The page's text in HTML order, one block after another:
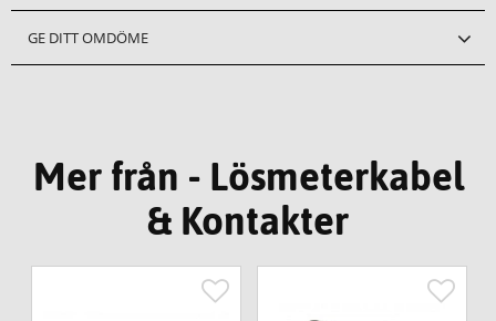
GE DITT OMDÖME
Mer från - Lösmeterkabel
& Kontakter